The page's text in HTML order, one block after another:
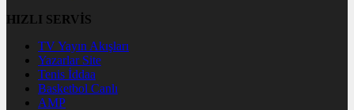
HIZLI SERVİS
TV Yayın Akışları
Yazarlar Site
Tenis İddaa
Basketbol Canlı
AMP